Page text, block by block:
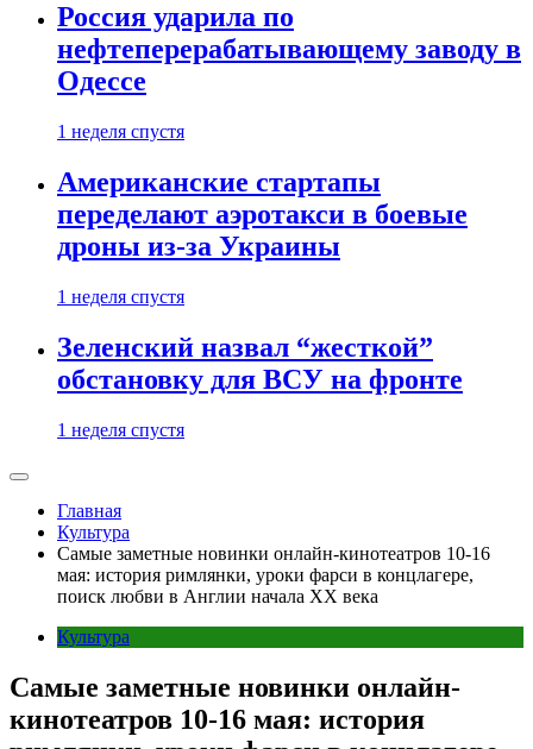
Россия ударила по
нефтеперерабатывающему заводу в
Одессе
1 неделя спустя
Американские стартапы
переделают аэротакси в боевые
дроны из-за Украины
1 неделя спустя
Зеленский назвал “жесткой”
обстановку для ВСУ на фронте
1 неделя спустя
Главная
Культура
Самые заметные новинки онлайн-кинотеатров 10-16
мая: история римлянки, уроки фарси в концлагере,
поиск любви в Англии начала XX века
Культура
Самые заметные новинки онлайн-
кинотеатров 10-16 мая: история